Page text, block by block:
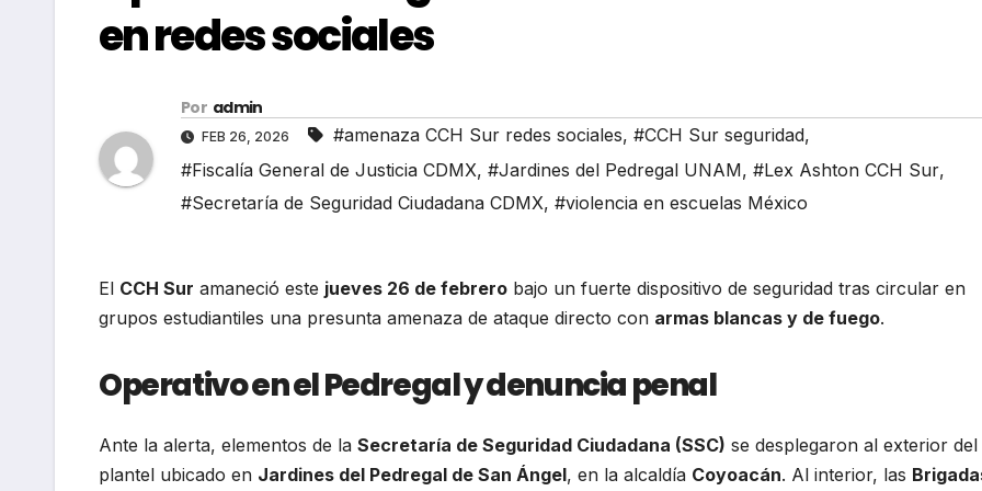
en redes sociales
Por admin
FEB 26, 2026 #amenaza CCH Sur redes sociales, #CCH Sur seguridad,
#Fiscalía General de Justicia CDMX, #Jardines del Pedregal UNAM, #Lex Ashton CCH Sur,
#Secretaría de Seguridad Ciudadana CDMX, #violencia en escuelas México
El CCH Sur amaneció este jueves 26 de febrero bajo un fuerte dispositivo de seguridad tras circular en
grupos estudiantiles una presunta amenaza de ataque directo con armas blancas y de fuego.
Operativo en el Pedregal y denuncia penal
Ante la alerta, elementos de la Secretaría de Seguridad Ciudadana (SSC) se desplegaron al exterior del
plantel ubicado en Jardines del Pedregal de San Ángel, en la alcaldía Coyoacán. Al interior, las